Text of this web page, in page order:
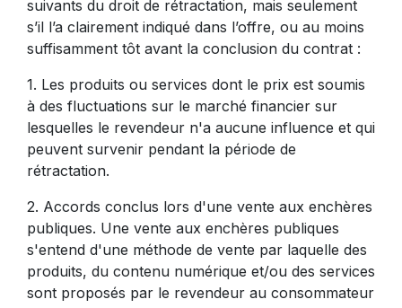
suivants du droit de rétractation, mais seulement
s’il l’a clairement indiqué dans l’offre, ou au moins
suffisamment tôt avant la conclusion du contrat :
1. Les produits ou services dont le prix est soumis
à des fluctuations sur le marché financier sur
lesquelles le revendeur n'a aucune influence et qui
peuvent survenir pendant la période de
rétractation.
2. Accords conclus lors d'une vente aux enchères
publiques. Une vente aux enchères publiques
s'entend d'une méthode de vente par laquelle des
produits, du contenu numérique et/ou des services
sont proposés par le revendeur au consommateur